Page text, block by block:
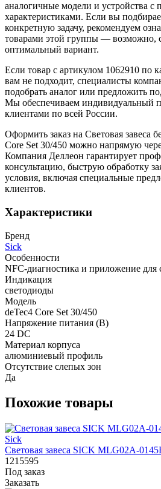
аналогичные модели и устройства с
характеристиками. Если вы
конкретную задачу, рекомендуем
товарами этой группы — возможно,
оптимальный вариант.
Если товар с артикулом 1062910 по
вам не подходит, специалисты
подобрать аналог или предложить
Мы обеспечиваем индивидуальный
клиентами по всей России.
Оформить заказ на Световая завеса
Core Set 30/450 можно напрямую
Компания Деллеон гарантирует
консультацию, быструю обработку
условия, включая специальные
клиентов.
Характеристики
Бренд
Sick
Особенности
NFC-диагностика и приложение для
Индикация
светодиоды
Модель
deTec4 Core Set 30/450
Напряжение питания (В)
24 DC
Материал корпуса
алюминиевый профиль
Отсутствие слепых зон
Да
Похожие товары
Sick
Световая завеса SICK MLG02A-
1215595
Под заказ
Заказать